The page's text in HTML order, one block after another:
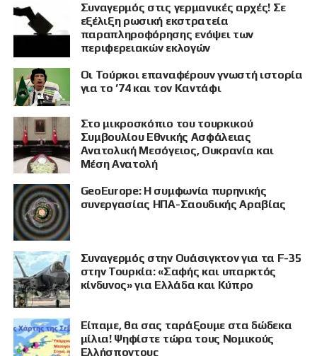
Συναγερμός στις γερμανικές αρχές! Σε
εξέλιξη ρωσική εκστρατεία
παραπληροφόρησης ενόψει των
περιφερειακών εκλογών
Οι Τούρκοι επαναφέρουν γνωστή ιστορία
για το ’74 και τον Καντάφι
Στο μικροσκόπιο του τουρκικού
Συμβουλίου Εθνικής Ασφάλειας
Ανατολική Μεσόγειος, Ουκρανία και
Μέση Ανατολή
GeoEurope: Η συμφωνία πυρηνικής
συνεργασίας ΗΠΑ-Σαουδικής Αραβίας
Συναγερμός στην Ουάσιγκτον για τα F-35
στην Τουρκία: «Σαφής και υπαρκτός
κίνδυνος» για Ελλάδα και Κύπρο
Είπαμε, θα σας ταράξουμε στα δώδεκα
μίλια! Ψηφίστε τώρα τους Νομικούς
Ελλήσποντους